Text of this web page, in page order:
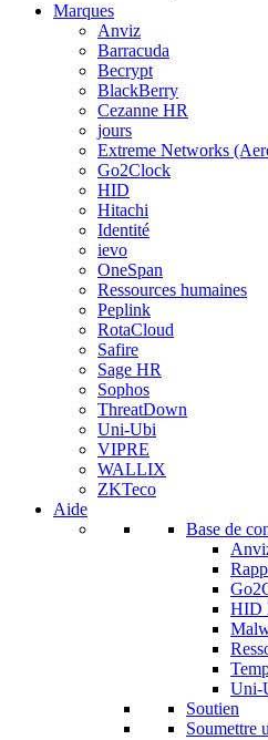
Marques
Anviz
Barracuda
Becrypt
BlackBerry
Cezanne HR
jours
Extreme Networks
Go2Clock
HID
Hitachi
Identité
ievo
OneSpan
Ressources humaines
Peplink
RotaCloud
Safire
Sage HR
Sophos
ThreatDown
Uni-Ubi
VIPRE
WALLIX
ZKTeco
Aide
Base de
HID
Uni-
Soutien
Soumettre